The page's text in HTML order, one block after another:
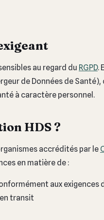
au regard du RGPD.
de Données de
à caractère personnel.
HDS ?
accrédités par le
en matière de :
aux exigences
transit